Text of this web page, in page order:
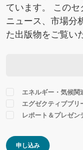
ています。 この
ニュース、市場分
た出版物をご覧い
エネルギー・気候関
エグゼクティブブリ
レポート＆プレゼン
申し込み